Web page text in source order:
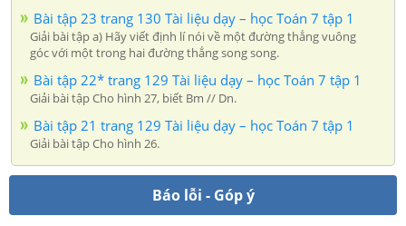
Bài tập 23 trang 130 Tài liệu dạy – học Toán 7 tập 1
Giải bài tập a) Hãy viết định lí nói về một đường thẳng vuông
góc với một trong hai đường thẳng song song.
Bài tập 22* trang 129 Tài liệu dạy – học Toán 7 tập 1
Giải bài tập Cho hình 27, biết Bm // Dn.
Bài tập 21 trang 129 Tài liệu dạy – học Toán 7 tập 1
Giải bài tập Cho hình 26.
Báo lỗi - Góp ý